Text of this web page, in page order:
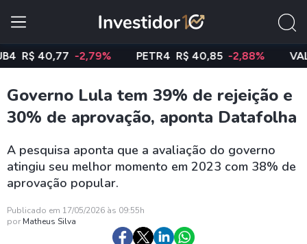
40,77 -2,79% PETR4 R$ 40,85 -2,88% VALE3
Governo Lula tem 39% de rejeição e
30% de aprovação, aponta Datafolha
A pesquisa aponta que a avaliação do governo
atingiu seu melhor momento em 2023 com 38% de
aprovação popular.
Publicado em 17/05/2026 às 09:55h
por Matheus Silva